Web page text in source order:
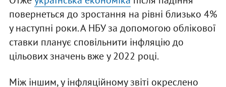
повернеться до зростання на рівні близько 4%
у наступні роки. А НБУ за допомогою облікової
ставки планує сповільнити інфляцію до
цільових значень вже у 2022 році.
Між іншим, у інфляційному звіті окреслено